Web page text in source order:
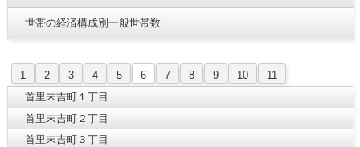
世帯の経済構成別一般世帯数
1 2 3 4 5 6 7 8 9 10
11
首里末吉町１丁目
首里末吉町２丁目
首里末吉町３丁目